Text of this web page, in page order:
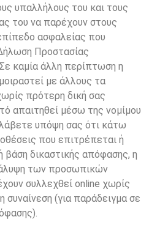
υπαλλήλους του και τους
του να παρέχουν στους
ασφαλείας που
Προστασίας
καμία άλλη περίπτωση η
με άλλους τα
πρότερη δική σας
απαιτηθεί μέσω της νομίμου
υπόψη σας ότι κάτω
που επιτρέπεται ή
δικαστικής απόφασης, η
των προσωπικών
συλλεχθεί online χωρίς
(για παράδειγμα σε